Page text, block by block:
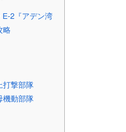
2『アデン湾
略
撃部隊
動部隊